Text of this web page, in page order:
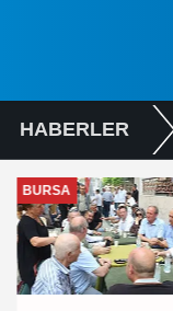
HABERLER
BURSA